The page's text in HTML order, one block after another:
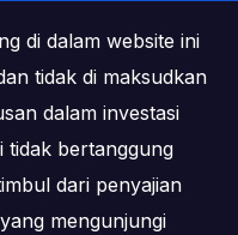
di dalam website ini
tidak di maksudkan
dalam investasi
tidak bertanggung
dari penyajian
mengunjungi